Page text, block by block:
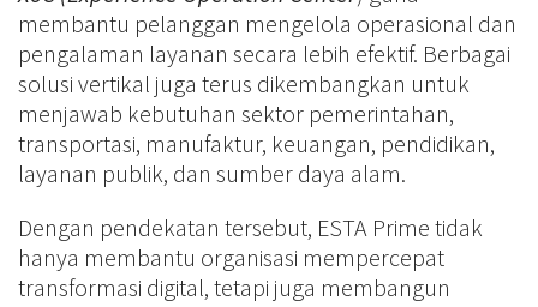
membantu pelanggan mengelola operasional dan
pengalaman layanan secara lebih efektif. Berbagai
solusi vertikal juga terus dikembangkan untuk
menjawab kebutuhan sektor pemerintahan,
transportasi, manufaktur, keuangan, pendidikan,
layanan publik, dan sumber daya alam.
Dengan pendekatan tersebut, ESTA Prime tidak
hanya membantu organisasi mempercepat
transformasi digital, tetapi juga membangun